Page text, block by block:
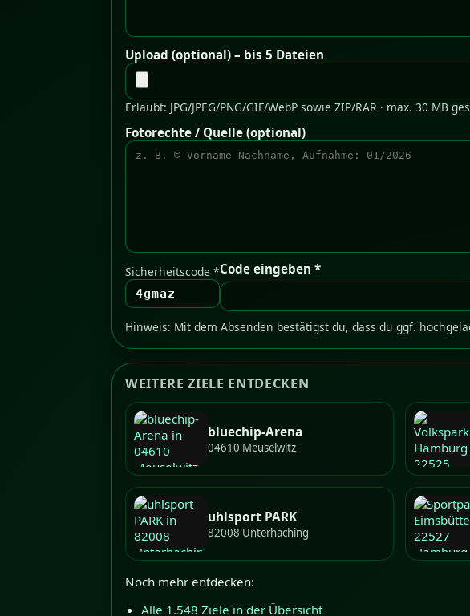
Upload (optional) – bis 5 Dateien
Erlaubt: JPG/JPEG/PNG/GIF/WebP sowie ZIP/RAR · max. 30 MB
Fotorechte / Quelle (optional)
Sicherheitscode *
4gmaz
Code eingeben *
Hinweis: Mit dem Absenden bestätigst du, dass du ggf.
WEITERE ZIELE ENTDECKEN
bluechip-Arena
04610 Meuselwitz
uhlsport PARK
82008 Unterhaching
Noch mehr entdecken:
Alle 1.548 Ziele in der Übersicht